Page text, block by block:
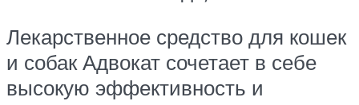
Лекарственное средство для кошек
и собак Адвокат сочетает в себе
высокую эффективность и